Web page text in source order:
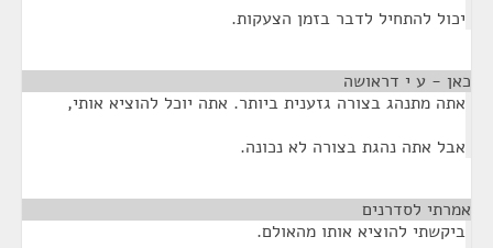
יכול להתחיל לדבר בזמן הצעקות.
כאן - ע י דראושה
אתה מתנהג בצורה גזענית ביותר. אתה יוכל להוציא אותי,
אבל אתה נהגת בצורה לא נכונה.
אמרתי לסדרנים
ביקשתי להוציא אותו מהאולם.